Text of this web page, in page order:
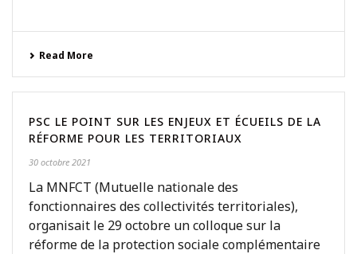
Read More
PSC LE POINT SUR LES ENJEUX ET ÉCUEILS DE LA
RÉFORME POUR LES TERRITORIAUX
30 octobre 2021
La MNFCT (Mutuelle nationale des
fonctionnaires des collectivités territoriales),
organisait le 29 octobre un colloque sur la
réforme de la protection sociale complémentaire